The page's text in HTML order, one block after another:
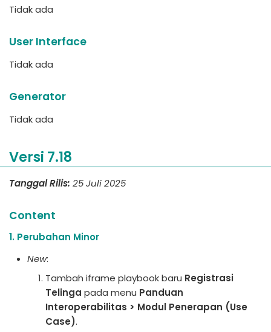
Tidak ada
User Interface
Tidak ada
Generator
Tidak ada
Versi 7.18
Tanggal Rilis: 25 Juli 2025
Content
1. Perubahan Minor
New:
Tambah iframe playbook baru Registrasi
Telinga pada menu Panduan
Interoperabilitas > Modul Penerapan (Use
Case).